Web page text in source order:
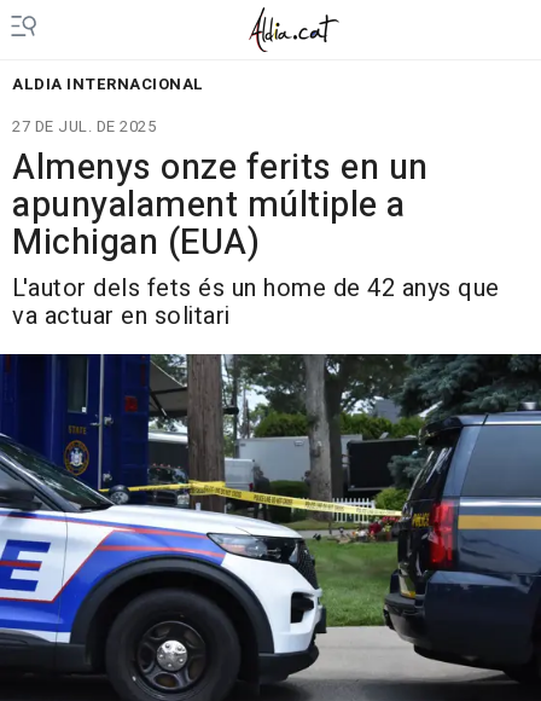
ALDIA INTERNACIONAL
27 DE JUL. DE 2025
Almenys onze ferits en un
apunyalament múltiple a
Michigan (EUA)
L'autor dels fets és un home de 42 anys que
va actuar en solitari